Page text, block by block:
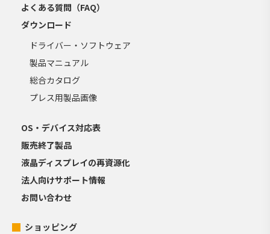
よくある質問（FAQ）
ダウンロード
ドライバー・ソフトウェア
製品マニュアル
総合カタログ
プレス用製品画像
OS・デバイス対応表
販売終了製品
液晶ディスプレイの再資源化
法人向けサポート情報
お問い合わせ
ショッピング